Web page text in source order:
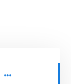
المنشورات ذات الصلة ...